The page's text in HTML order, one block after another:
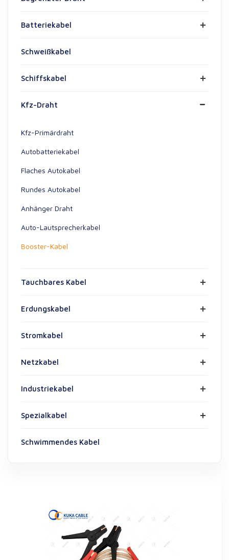
Batteriekabel
Schweißkabel
Schiffskabel
Kfz-Draht
Kfz-Primärdraht
Autobatteriekabel
Flaches Autokabel
Rundes Autokabel
Anhänger Draht
Auto-Lautsprecherkabel
Booster-Kabel
Tauchbares Kabel
Erdungskabel
Stromkabel
Netzkabel
Industriekabel
Spezialkabel
Schwimmendes Kabel